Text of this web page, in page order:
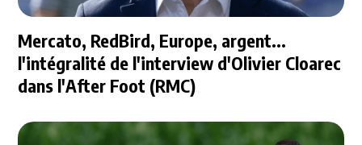
Mercato, RedBird, Europe, argent...
l'intégralité de l'interview d'Olivier Cloarec
dans l'After Foot (RMC)